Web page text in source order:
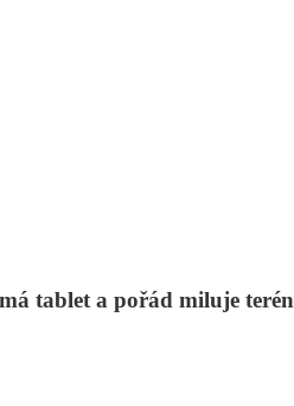
tablet a pořád miluje terén